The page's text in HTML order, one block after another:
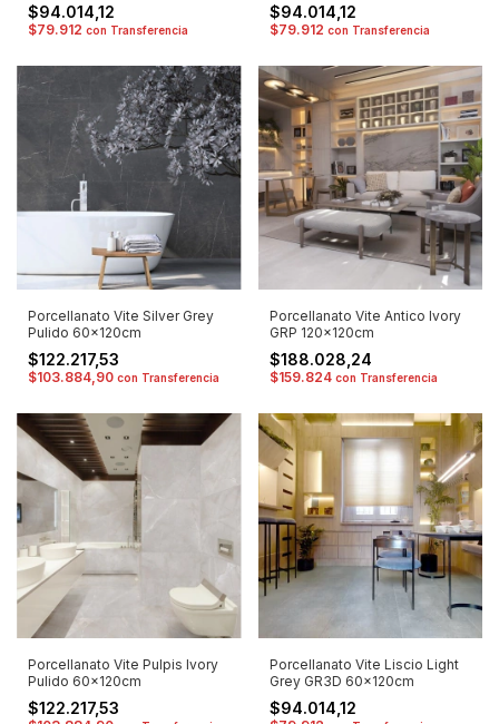
$94.014,12
$79.912 con Transferencia
$94.014,12
$79.912 con Transferencia
Porcellanato Vite Silver Grey
Pulido 60x120cm
$122.217,53
$103.884,90 con Transferencia
Porcellanato Vite Antico Ivory
GRP 120x120cm
$188.028,24
$159.824 con Transferencia
Porcellanato Vite Pulpis Ivory
Pulido 60x120cm
$122.217,53
Porcellanato Vite Liscio Light
Grey GR3D 60x120cm
$94.014,12